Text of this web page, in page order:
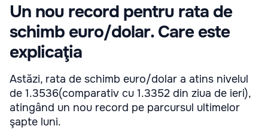
Un nou record pentru rata de
schimb euro/dolar. Care este
explicaţia
Astăzi, rata de schimb euro/dolar a atins nivelul
de 1.3536(comparativ cu 1.3352 din ziua de ieri),
atingând un nou record pe parcursul ultimelor
şapte luni.